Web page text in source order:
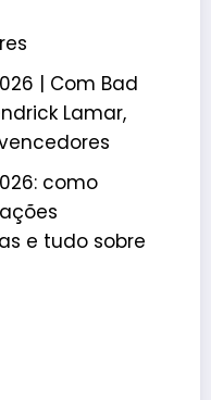
| Com Bad
Lamar,
como
e tudo sobre